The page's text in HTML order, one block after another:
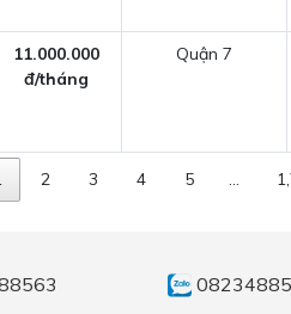
11.000.000
đ/tháng
Quận 7
2 3 4 5